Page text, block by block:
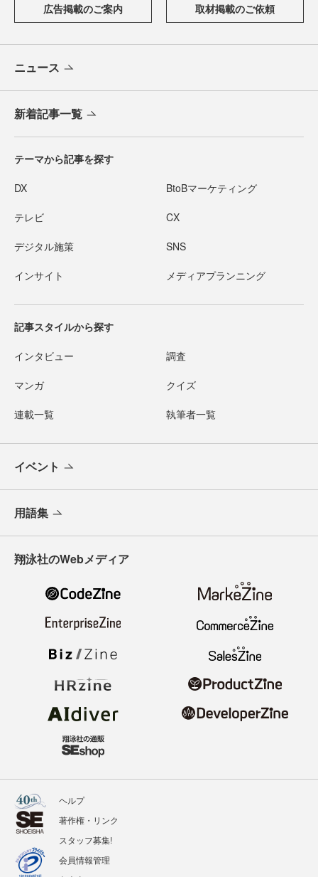
広告掲載のご案内 取材掲載のご依頼
ニュース
新着記事一覧
テーマから記事を探す
DX BtoBマーケティング
テレビ CX
デジタル施策 SNS
インサイト メディアプランニング
記事スタイルから探す
インタビュー 調査
マンガ クイズ
連載一覧 執筆者一覧
イベント
用語集
翔泳社のWebメディア
ヘルプ
著作権・リンク
スタッフ募集!
会員情報管理